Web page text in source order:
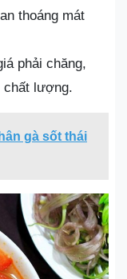
thoáng mát
phải chăng,
chất lượng.
gà sốt thái